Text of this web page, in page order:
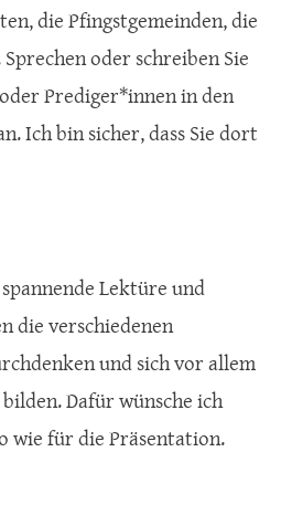
die Pfingstgemeinden, die
oder schreiben Sie
Prediger*innen in den
Ich bin sicher, dass Sie dort
Lektüre und
die verschiedenen
und sich vor allem
Dafür wünsche ich
wie für die Präsentation.